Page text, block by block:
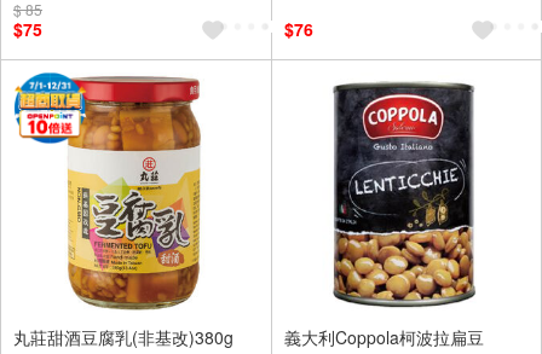
$ 85
$75 $76
丸莊甜酒豆腐乳(非基改)380g
義大利Coppola柯波拉扁豆